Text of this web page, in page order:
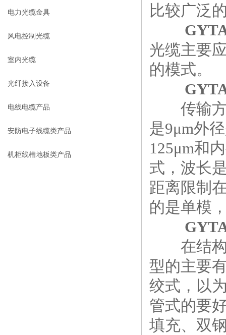
电力光缆金具
风电控制光缆
室内光缆
光纤接入设备
电线电缆产品
安防电子线缆类产品
机柜线槽地板类产品
比较广泛
光缆主要
的模式。
传输方
是9μm外
125μm和
式，波长
距离限制
的是单模
在结构
型的主要
绞式，以
管式的要
填充、双